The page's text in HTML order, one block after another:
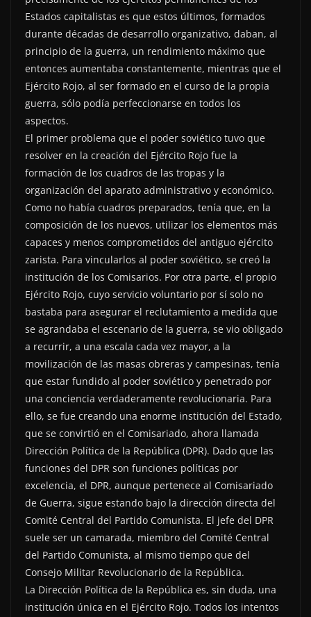
Estados capitalistas es que estos últimos, formados
durante décadas de desarrollo organizativo, daban, al
principio de la guerra, un rendimiento máximo que
entonces aumentaba constantemente, mientras que el
Ejército Rojo, al ser formado en el curso de la propia
guerra, sólo podía perfeccionarse en todos los
aspectos.
El primer problema que el poder soviético tuvo que
resolver en la creación del Ejército Rojo fue la
formación de los cuadros de las tropas y la
organización del aparato administrativo y económico.
Como no había cuadros preparados, tenía que, en la
composición de los nuevos, utilizar los elementos más
capaces y menos comprometidos del antiguo ejército
zarista. Para vincularlos al poder soviético, se creó la
institución de los Comisarios. Por otra parte, el propio
Ejército Rojo, cuyo servicio voluntario por sí solo no
bastaba para asegurar el reclutamiento a medida que
se agrandaba el escenario de la guerra, se vio obligado
a recurrir, a una escala cada vez mayor, a la
movilización de las masas obreras y campesinas, tenía
que estar fundido al poder soviético y penetrado por
una conciencia verdaderamente revolucionaria. Para
ello, se fue creando una enorme institución del Estado,
que se convirtió en el Comisariado, ahora llamada
Dirección Política de la República (DPR). Dado que las
funciones del DPR son funciones políticas por
excelencia, el DPR, aunque pertenece al Comisariado
de Guerra, sigue estando bajo la dirección directa del
Comité Central del Partido Comunista. El jefe del DPR
suele ser un camarada, miembro del Comité Central
del Partido Comunista, al mismo tiempo que del
Consejo Militar Revolucionario de la República.
La Dirección Política de la República es, sin duda, una
institución única en el Ejército Rojo. Todos los intentos